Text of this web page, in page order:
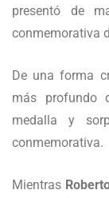
presentó de
conmemorativa
De una forma
más
medalla y
conmemorativa.
Mientras